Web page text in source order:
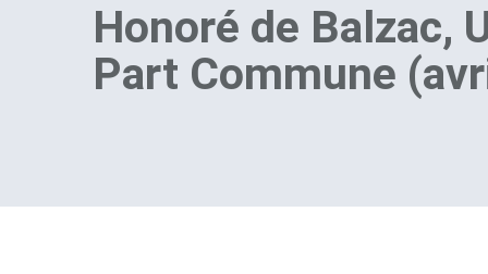
Honoré de Balzac,
Part Commune